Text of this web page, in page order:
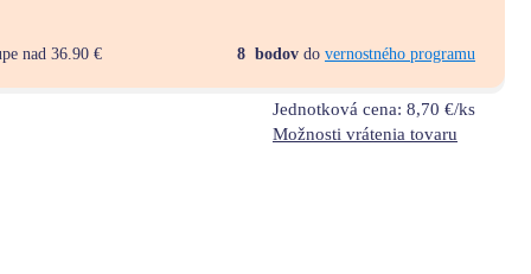
nad 36.90 € 8 bodovdo vernostného programu
Jednotková cena: 8,70 €/ks
Možnosti vrátenia tovaru